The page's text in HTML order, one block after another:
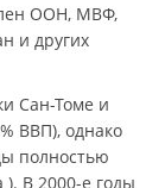
ООН, МВФ,
и других
Сан-Томе и
ВВП), однако
полностью
). В 2000-е годы